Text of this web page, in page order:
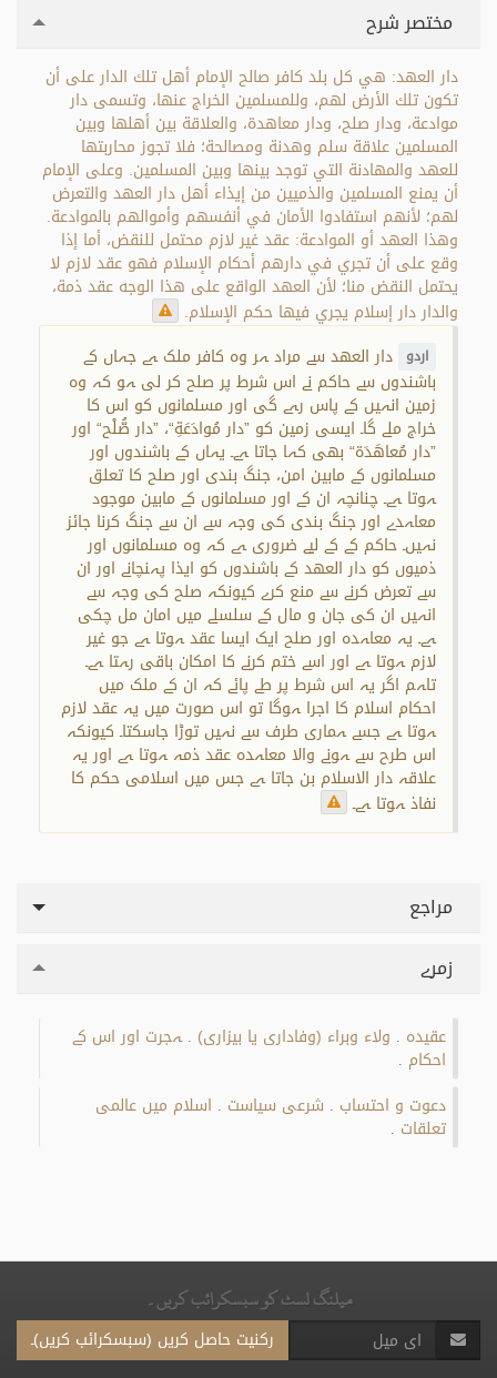
مختصر شرح
دار العهد: هي كل بلد كافر صالح الإمام أهل تلك الدار على أن
تكون تلك الأرض لهم، وللمسلمين الخراج عنها، وتسمى دار
موادعة، ودار صلح، ودار معاهدة، والعلاقة بين أهلها وبين
المسلمين علاقة سلم وهدنة ومصالحة؛ فلا تجوز محاربتها
للعهد والمهادنة التي توجد بينها وبين المسلمين. وعلى الإمام
أن يمنع المسلمين والذميين من إيذاء أهل دار العهد والتعرض
لهم؛ لأنهم استفادوا الأمان في أنفسهم وأموالهم بالموادعة.
وهذا العهد أو الموادعة: عقد غير لازم محتمل للنقض، أما إذا
وقع على أن تجري في دارهم أحكام الإسلام فهو عقد لازم لا
يحتمل النقض منا؛ لأن العهد الواقع على هذا الوجه عقد ذمة،
والدار دار إسلام يجري فيها حكم الإسلام.
اردو دار العھد سے مراد ہر وہ کافر ملک ہے جہاں کے
باشندوں سے حاکم نے اس شرط پر صلح کر لی ہو کہ وہ
زمین انہیں کے پاس رہے گی اور مسلمانوں کو اس کا
خراج ملے گا۔ ایسی زمین کو ”دار مُوادَعَةِ“، ”دار صُّلْح“ اور
”دار مُعاهَدَة“ بھی کہا جاتا ہے۔ یہاں کے باشندوں اور
مسلمانوں کے مابین امن، جنگ بندی اور صلح کا تعلق
ہوتا ہے۔ چنانچہ ان کے اور مسلمانوں کے مابین موجود
معاہدے اور جنگ بندی کی وجہ سے ان سے جنگ کرنا جائز
نہیں۔ حاکم کے کے لیے ضروری ہے کہ وہ مسلمانوں اور
ذمیوں کو دار العھد کے باشندوں کو ایذا پہنچانے اور ان
سے تعرض کرنے سے منع کرے کیونکہ صلح کی وجہ سے
انہیں ان کی جان و مال کے سلسلے میں امان مل چکی
ہے۔ یہ معاہدہ اور صلح ایک ایسا عقد ہوتا ہے جو غیر
لازم ہوتا ہے اور اسے ختم کرنے کا امکان باقی رہتا ہے۔
تاہم اگر یہ اس شرط پر طے پائے کہ ان کے ملک میں
احکام اسلام کا اجرا ہوگا تو اس صورت میں یہ عقد لازم
ہوتا ہے جسے ہماری طرف سے نہیں توڑا جاسکتا۔ کیونکہ
اس طرح سے ہونے والا معاہدہ عقد ذمہ ہوتا ہے اور یہ
علاقہ دار الاسلام بن جاتا ہے جس میں اسلامی حکم کا
نفاذ ہوتا ہے۔
مراجع
زمرے
عقیدہ ولاء وبراء (وفاداری یا بیزاری) ہجرت اور اس کے
احکام
دعوت و احتساب شرعی سیاست اسلام میں عالمی
تعلقات
میلنگ لسٹ کو سبسکرائب کریں۔
رکنیت حاصل کریں (سبسکرائب کریں)۔